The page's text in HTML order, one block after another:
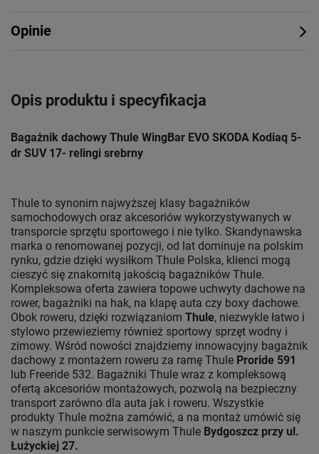
Opinie
Opis produktu i specyfikacja
Bagażnik dachowy Thule WingBar EVO SKODA Kodiaq 5-
dr SUV 17- relingi srebrny
Thule to synonim najwyższej klasy bagażników
samochodowych oraz akcesoriów wykorzystywanych w
transporcie sprzętu sportowego i nie tylko. Skandynawska
marka o renomowanej pozycji, od lat dominuje na polskim
rynku, gdzie dzięki wysiłkom Thule Polska, klienci mogą
cieszyć się znakomitą jakością bagażników Thule.
Kompleksowa oferta zawiera topowe uchwyty dachowe na
rower, bagażniki na hak, na klapę auta czy boxy dachowe.
Obok roweru, dzięki rozwiązaniom Thule, niezwykle łatwo i
stylowo przewieziemy również sportowy sprzęt wodny i
zimowy. Wśród nowości znajdziemy innowacyjny bagażnik
dachowy z montażem roweru za ramę Thule Proride 591
lub Freeride 532. Bagażniki Thule wraz z kompleksową
ofertą akcesoriów montażowych, pozwolą na bezpieczny
transport zarówno dla auta jak i roweru. Wszystkie
produkty Thule można zamówić, a na montaż umówić się
w naszym punkcie serwisowym Thule Bydgoszcz przy ul.
Łużyckiej 27.